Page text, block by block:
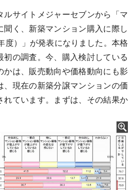
ルサイトメジャーセブンから「マ
聞く、新築マンション購入に際し
度）」が発表になりました。本格
初の調査。今、購入検討している
かは、販売動向や価格動向にも影
、現在の新築分譲マンションの価
れています。まずは、その結果か